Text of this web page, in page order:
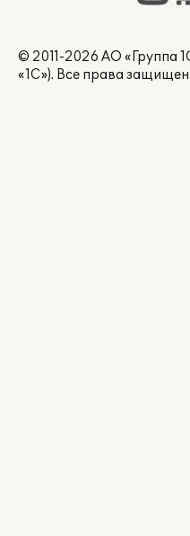
© 2011-2026 АО «Группа
«1С»). Все права